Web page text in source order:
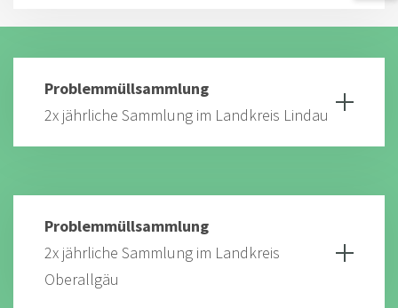
Problemmüllsammlung
2x jährliche Sammlung im Landkreis Lindau
Problemmüllsammlung
2x jährliche Sammlung im Landkreis
Oberallgäu